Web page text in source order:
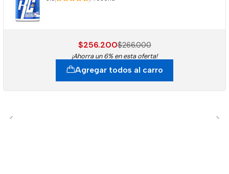
$256.200$266.000
¡Ahorra un 6% en esta oferta!
Agregar todos al carro